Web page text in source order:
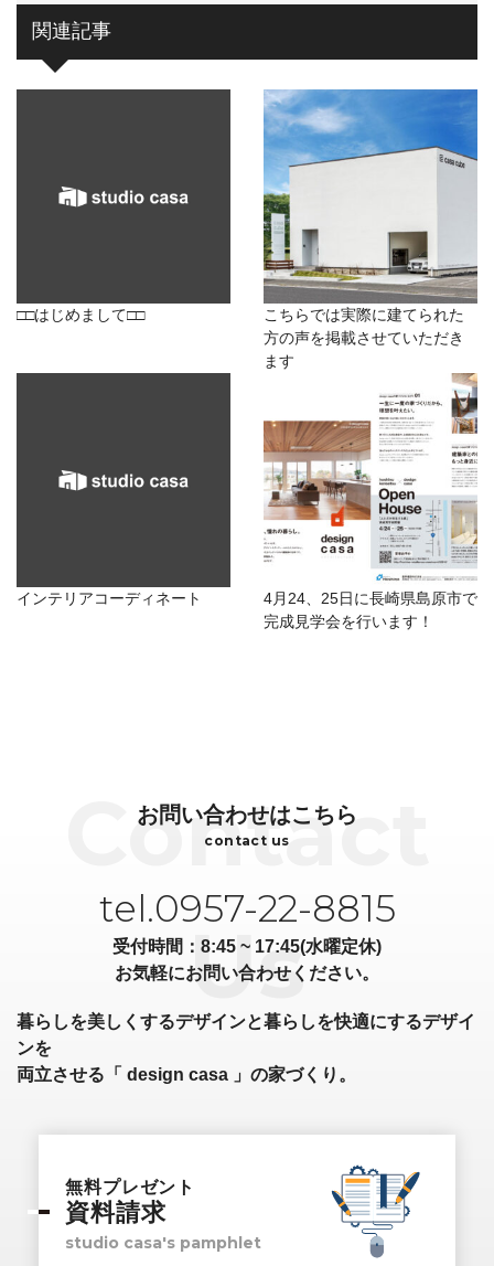
関連記事
□□はじめまして□□
こちらでは実際に建てられた
方の声を掲載させていただき
ます
インテリアコーディネート
4月24、25日に長崎県島原市で
完成見学会を行います！
お問い合わせはこちら
contact us
tel.0957-22-8815
受付時間：8:45 ~ 17:45(水曜定休)
お気軽にお問い合わせください。
暮らしを美しくするデザインと暮らしを快適にするデザイ
ンを
両立させる「 design casa 」の家づくり。
無料プレゼント
資料請求
studio casa's pamphlet